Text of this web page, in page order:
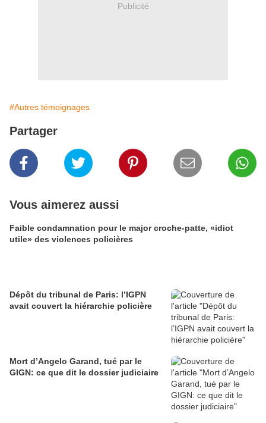
Publicité
#Autres témoignages
Partager
Vous aimerez aussi
Faible condamnation pour le major croche-patte, «idiot
utile» des violences policières
Dépôt du tribunal de Paris: l’IGPN
avait couvert la hiérarchie policière
Mort d’Angelo Garand, tué par le
GIGN: ce que dit le dossier judiciaire